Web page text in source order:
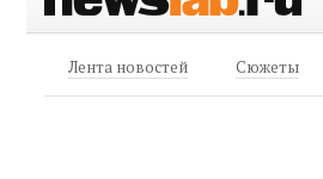
Лента новостей Сюжеты